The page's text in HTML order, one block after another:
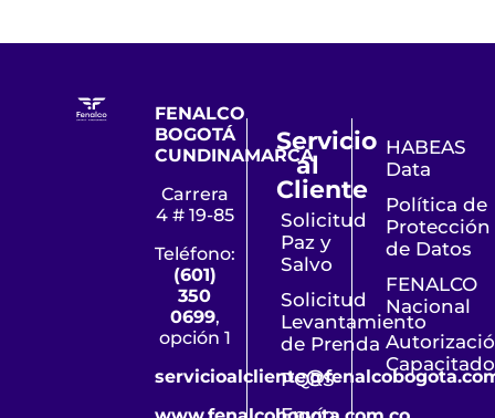
FENALCO
BOGOTÁ
CUNDINAMARCA
Carrera
4 # 19-85
Teléfono:
(601)
350
0699,
opción 1
Servicio
al
Cliente
Solicitud
Paz y
Salvo
Solicitud
Levantamiento
de Prenda
PQRS
HABEAS
Data
Política de
Protección
de Datos
FENALCO
Nacional